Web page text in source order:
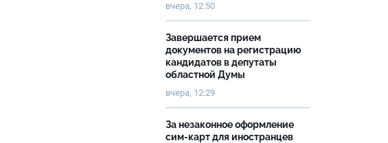
вчера, 12:50
Завершается прием
документов на регистрацию
кандидатов в депутаты
областной Думы
вчера, 12:29
За незаконное оформление
сим-карт для иностранцев